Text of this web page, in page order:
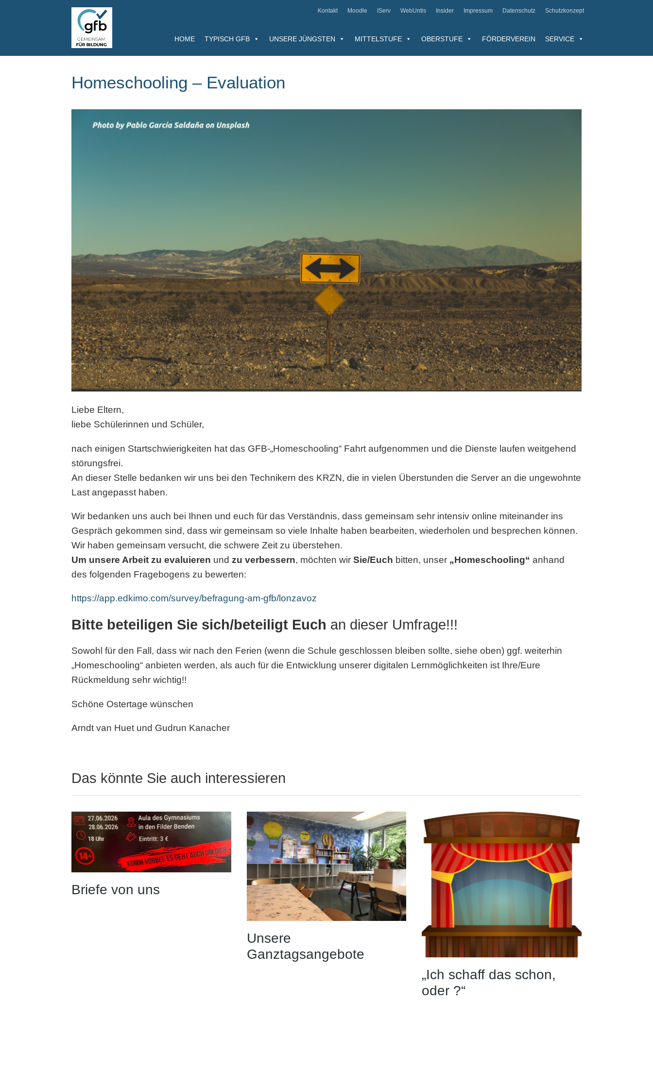
Kontakt Moodle IServ WebUntis Insider Impressum Datenschutz Schutzkonzept
HOME TYPISCH GFB UNSERE JÜNGSTEN MITTELSTUFE OBERSTUFE FÖRDERVEREIN SERVICE
Homeschooling – Evaluation
Liebe Eltern,
liebe Schülerinnen und Schüler,
nach einigen Startschwierigkeiten hat das GFB-„Homeschooling“ Fahrt aufgenommen und die Dienste laufen weitgehend
störungsfrei.
An dieser Stelle bedanken wir uns bei den Technikern des KRZN, die in vielen Überstunden die Server an die ungewohnte
Last angepasst haben.
Wir bedanken uns auch bei Ihnen und euch für das Verständnis, dass gemeinsam sehr intensiv online miteinander ins
Gespräch gekommen sind, dass wir gemeinsam so viele Inhalte haben bearbeiten, wiederholen und besprechen können.
Wir haben gemeinsam versucht, die schwere Zeit zu überstehen.
Um unsere Arbeit zu evaluieren und zu verbessern, möchten wir Sie/Euch bitten, unser „Homeschooling“ anhand
des folgenden Fragebogens zu bewerten:
https://app.edkimo.com/survey/befragung-am-gfb/lonzavoz
Bitte beteiligen Sie sich/beteiligt Euch an dieser Umfrage!!!
Sowohl für den Fall, dass wir nach den Ferien (wenn die Schule geschlossen bleiben sollte, siehe oben) ggf. weiterhin
„Homeschooling“ anbieten werden, als auch für die Entwicklung unserer digitalen Lernmöglichkeiten ist Ihre/Eure
Rückmeldung sehr wichtig!!
Schöne Ostertage wünschen
Arndt van Huet und Gudrun Kanacher
Das könnte Sie auch interessieren
Briefe von uns
Unsere
Ganztagsangebote
„Ich schaff das schon,
oder ?“